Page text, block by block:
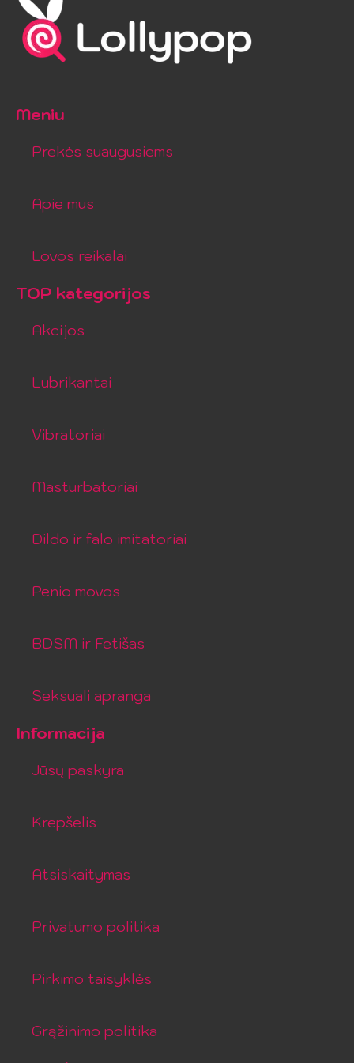
Meniu
Prekės suaugusiems
Apie mus
Lovos reikalai
TOP kategorijos
Akcijos
Lubrikantai
Vibratoriai
Masturbatoriai
Dildo ir falo imitatoriai
Penio movos
BDSM ir Fetišas
Seksuali apranga
Informacija
Jūsų paskyra
Krepšelis
Atsiskaitymas
Privatumo politika
Pirkimo taisyklės
Grąžinimo politika